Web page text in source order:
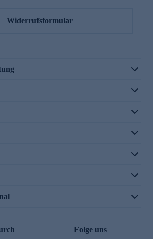
Widerrufsformular
Folge uns